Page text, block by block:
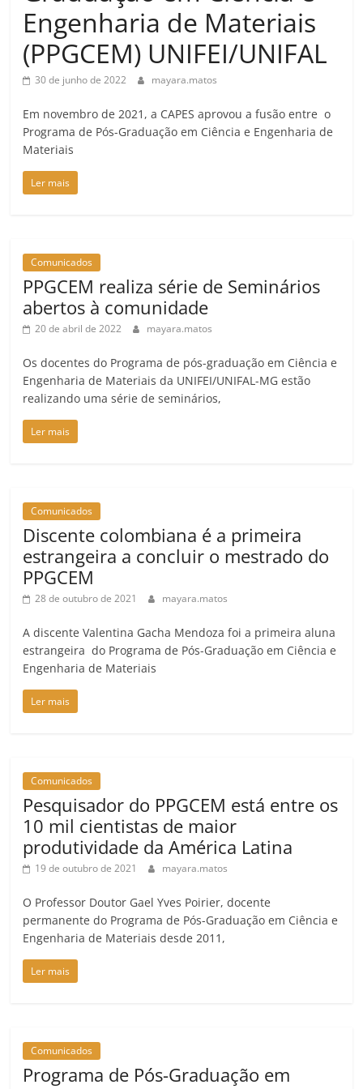
Engenharia de Materiais
(PPGCEM) UNIFEI/UNIFAL
30 de junho de 2022 mayara.matos
Em novembro de 2021, a CAPES aprovou a fusão entre o
Programa de Pós-Graduação em Ciência e Engenharia de
Materiais
Ler mais
Comunicados
PPGCEM realiza série de Seminários
abertos à comunidade
20 de abril de 2022 mayara.matos
Os docentes do Programa de pós-graduação em Ciência e
Engenharia de Materiais da UNIFEI/UNIFAL-MG estão
realizando uma série de seminários,
Ler mais
Comunicados
Discente colombiana é a primeira
estrangeira a concluir o mestrado do
PPGCEM
28 de outubro de 2021 mayara.matos
A discente Valentina Gacha Mendoza foi a primeira aluna
estrangeira do Programa de Pós-Graduação em Ciência e
Engenharia de Materiais
Ler mais
Comunicados
Pesquisador do PPGCEM está entre os
10 mil cientistas de maior
produtividade da América Latina
19 de outubro de 2021 mayara.matos
O Professor Doutor Gael Yves Poirier, docente
permanente do Programa de Pós-Graduação em Ciência e
Engenharia de Materiais desde 2011,
Ler mais
Comunicados
Programa de Pós-Graduação em